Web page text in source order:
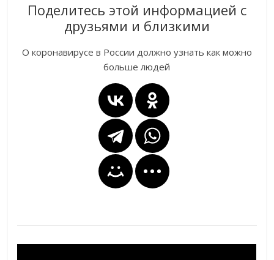
Поделитесь этой информацией с
друзьями и близкими
О коронавирусе в России должно узнать как можно
больше людей